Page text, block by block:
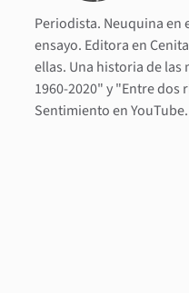
Periodista. Neuquina en
ensayo. Editora en
ellas. Una historia de
1960-2020" y "Entre dos
Sentimiento en YouTube.